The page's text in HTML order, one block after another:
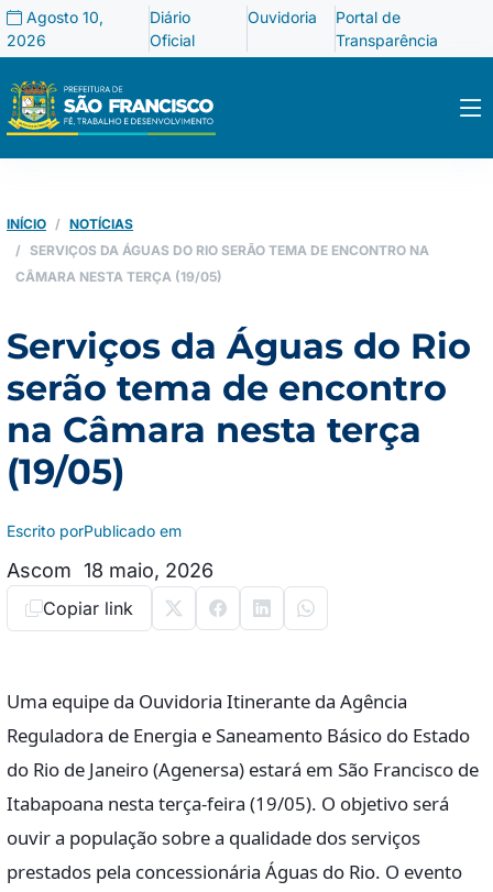
Agosto 10,
2026
Diário
Oficial
Ouvidoria
Portal de
Transparência
INÍCIO
NOTÍCIAS
SERVIÇOS DA ÁGUAS DO RIO SERÃO TEMA DE ENCONTRO NA
CÂMARA NESTA TERÇA (19/05)
Serviços da Águas do Rio
serão tema de encontro
na Câmara nesta terça
(19/05)
Escrito por
Ascom
Publicado em
18 maio, 2026
Copiar link
Uma equipe da Ouvidoria Itinerante da Agência
Reguladora de Energia e Saneamento Básico do Estado
do Rio de Janeiro (Agenersa) estará em São Francisco de
Itabapoana nesta terça-feira (19/05). O objetivo será
ouvir a população sobre a qualidade dos serviços
prestados pela concessionária Águas do Rio. O evento